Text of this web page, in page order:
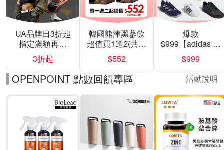
UA品牌日3折起
指定滿額再折
200
3折起
韓國熊津黑蔘飲
超值買1送2(共24
入組)
$552
爆款
$999【adidas 愛
迪達】男/女 精選
運動鞋休閒鞋 任
選均一價
$999
OPENPOINT 點數回饋專區 活動說明